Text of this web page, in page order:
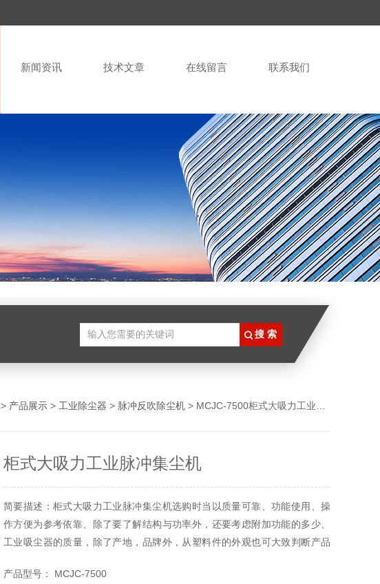
新闻资讯 技术文章 在线留言 联系我们
> 产品展示 > 工业除尘器 > 脉冲反吹除尘机 > MCJC-7500柜式大吸力工业脉冲集尘机
柜式大吸力工业脉冲集尘机
简要描述：柜式大吸力工业脉冲集尘机选购时当以质量可靠、功能使用、操
作方便为参考依靠、除了要了解结构与功率外，还要考虑附加功能的多少、
工业吸尘器的质量，除了产地，品牌外，从塑料件的外观也可大致判断产品
小，空气吸力强弱等方面判断。检查时，还注意软管及接口是否漏气，附件
产品型号： MCJC-7500